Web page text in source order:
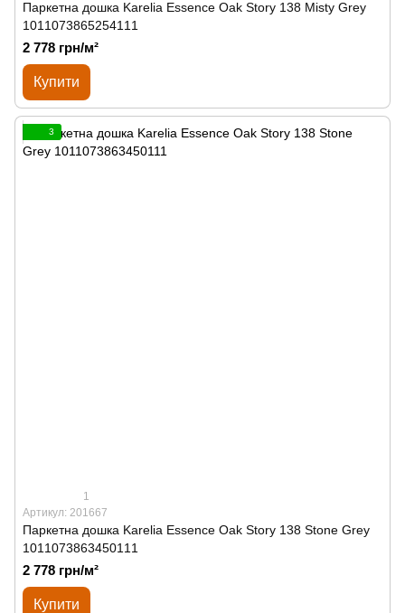
Паркетна дошка Karelia Essence Oak Story 138 Misty Grey
1011073865254111
2 778 грн/м²
Купити
3
1
Артикул: 201667
Паркетна дошка Karelia Essence Oak Story 138 Stone Grey
1011073863450111
2 778 грн/м²
Купити